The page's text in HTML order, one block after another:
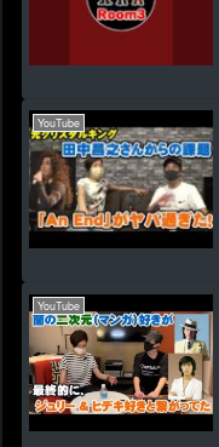
YouTube
YouTube